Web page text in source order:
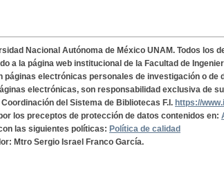
Nacional Autónoma de México UNAM. Todos los
a la página web institucional de la Facultad de
páginas electrónicas personales de investigación o
electrónicas, son responsabilidad exclusiva de
del Sistema de Bibliotecas F.I. https://
los preceptos de protección de datos contenidos en:
las siguientes políticas: Política de calidad
Mtro Sergio Israel Franco García.